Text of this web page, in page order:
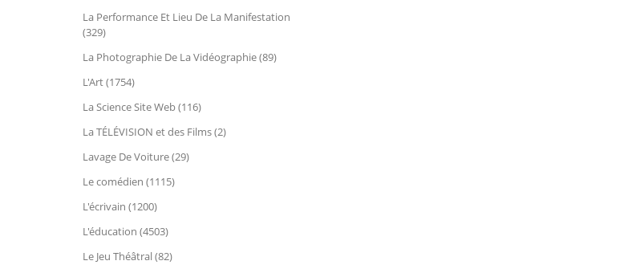
La Performance Et Lieu De La Manifestation
(329)
La Photographie De La Vidéographie (89)
L'Art (1754)
La Science Site Web (116)
La TÉLÉVISION et des Films (2)
Lavage De Voiture (29)
Le comédien (1115)
L'écrivain (1200)
L'éducation (4503)
Le Jeu Théâtral (82)